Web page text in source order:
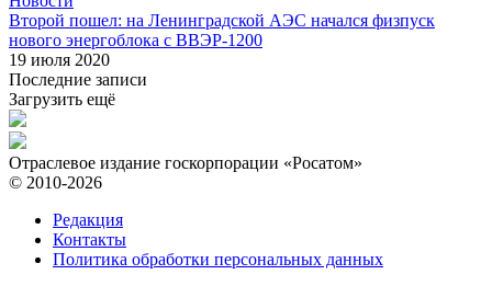
Второй пошел: на Ленинградской АЭС начался физпуск
нового энергоблока с ВВЭР-1200
19 июля 2020
Последние записи
Загрузить ещё
Отраслевое издание госкорпорации «Росатом»
© 2010-2026
Редакция
Контакты
Политика обработки персональных данных